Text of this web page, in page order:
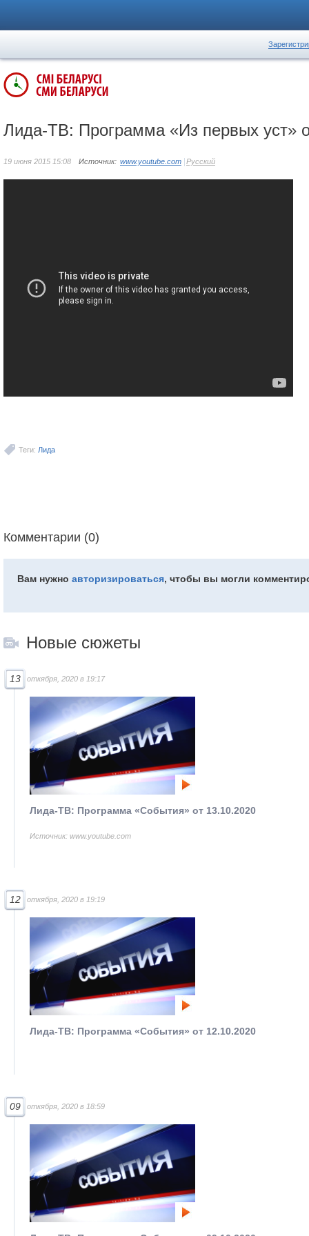
Лида-ТВ: Программа «Из первых уст»
19 июня 2015 15:08 Источник: www.youtube.com Русский
Теги: Лида
Комментарии (0)
Вам нужно авторизироваться, чтобы вы могли
Новые сюжеты
13 откября, 2020 в 19:17
Лида-ТВ: Программа «События» от 13.10.2020
Источник: www.youtube.com
12 откября, 2020 в 19:19
Лида-ТВ: Программа «События» от 12.10.2020
09 откября, 2020 в 18:59